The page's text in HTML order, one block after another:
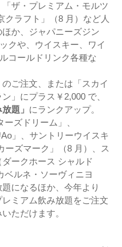
ザ・プレミアム・モルツ
クラフト」（8 月）など人
か、ジャパニーズジン
クや、ウイスキー、ワイ
コールドリンク各種な
ご注文、または「スカイ
」にプラス￥2,000 で、
題」 にランクアップ。
ーズドリーム」、
」、サントリーウイスキ
ーズマーク」（8 月）、ス
ークホース シャルド
ベルネ・ソーヴィニヨ
になるほか、今年より
レミアム飲み放題をご注文
ただけます。